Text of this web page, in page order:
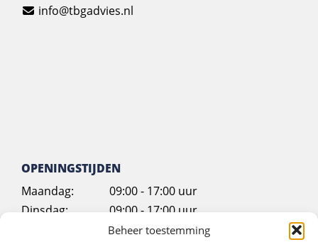
Beheer toestemming
info@tbgadvies.nl
OPENINGSTIJDEN
Maandag:
09:00 - 17:00 uur
Dinsdag:
09:00 - 17:00 uur
09:00 - 17:00 uur